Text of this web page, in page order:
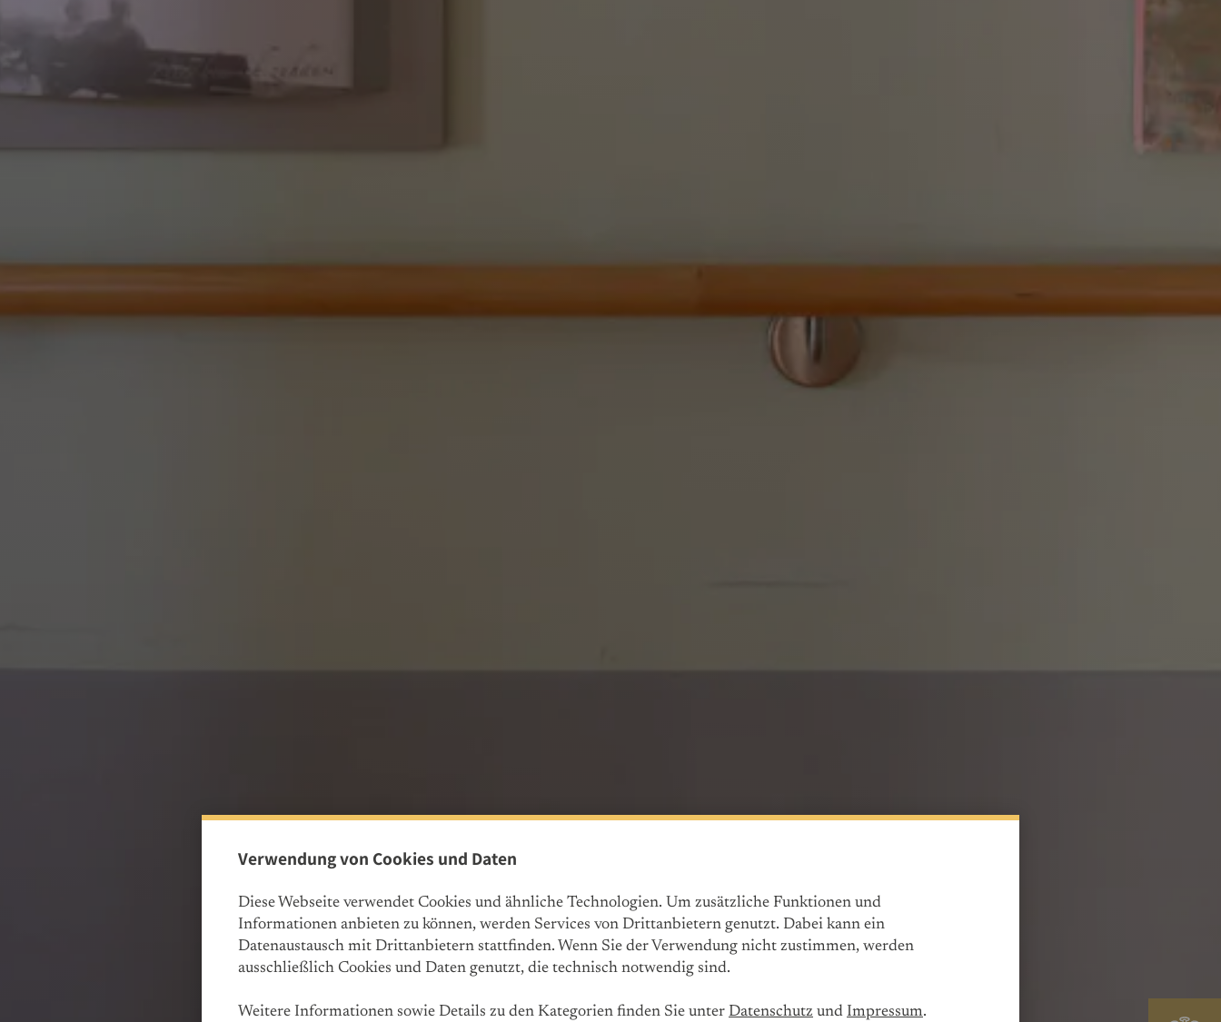
Verwendung von Cookies und Daten
Diese Webseite verwendet Cookies und ähnliche Technologien. Um zusätzliche Funktionen und
Informationen anbieten zu können, werden Services von Drittanbietern genutzt. Dabei kann ein
Datenaustausch mit Drittanbietern stattfinden. Wenn Sie der Verwendung nicht zustimmen, werden
ausschließlich Cookies und Daten genutzt, die technisch notwendig sind.
Weitere Informationen sowie Details zu den Kategorien finden Sie unter Datenschutz und Impressum.